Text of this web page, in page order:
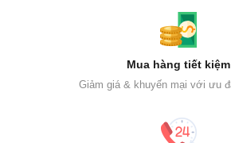
Mua hàng tiết kiệm
Giảm giá & khuyến mại với ưu